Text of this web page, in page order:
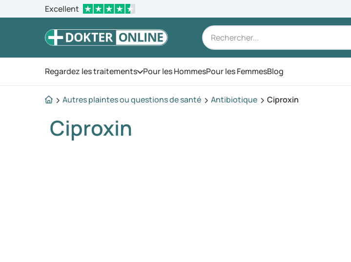
Excellent
Regardez les traitementsOuvrez le menu
Pour les HommesPour les FemmesBlog
Autres plaintes ou questions de santé Antibiotique Ciproxin
Ciproxin